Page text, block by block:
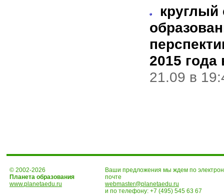
круглый
2015
21.09 в
© 2002-2026
Планета образования
www.planetaedu.ru
Ваши предложения мы ждем по
почте
webmaster@planetaedu.ru
и по телефону: +7 (495) 545 63 67